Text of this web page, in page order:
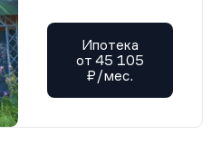
(корп. 8-10)
(корп. 8-10)
(корп. 8-10)
(корп. 8-10)
(корп. 8-10)
(корп. 8-10)
(корп. 8-10)
(корп. 8-10)
(корп. 8-10)
Ипотека
от 45 105
₽/мес.